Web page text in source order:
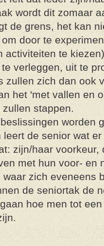
wordt dit zomaar
de grens, het kan
door te
activiteiten te
verleggen, uit te
zullen zich dan ook
het 'met vallen en
stappen.
worden
de senior wat
zijn/haar voorkeur,
met hun voor- en
zich eveneens
de seniortak de
hoe men tot